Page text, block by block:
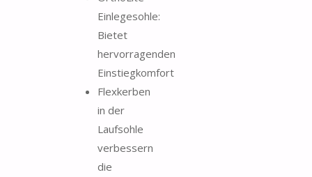
Einlegesohle:
Bietet
hervorragenden
Einstiegkomfort
Flexkerben
in der
Laufsohle
verbessern
die